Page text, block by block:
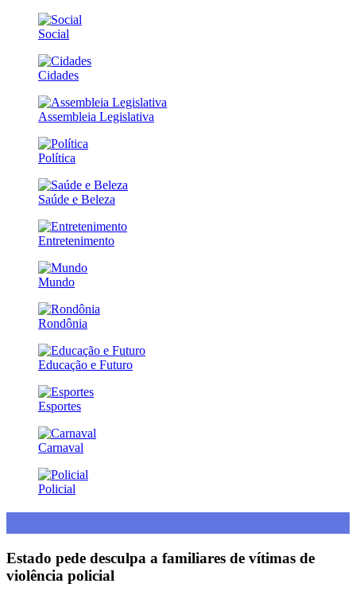
Social
Cidades
Assembleia Legislativa
Política
Saúde e Beleza
Entretenimento
Mundo
Rondônia
Educação e Futuro
Esportes
Carnaval
Policial
Estado pede desculpa a familiares de vítimas de
violência policial